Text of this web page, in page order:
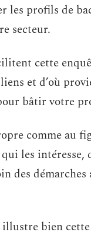
les profils de
secteur.
cette
et d’où
bâtir votre
comme au
les intéresse,
des démarches
bien